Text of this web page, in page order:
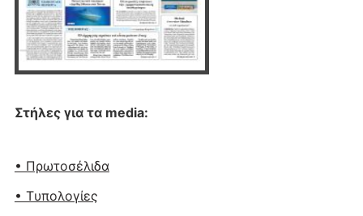
Στήλες για τα media:
• Πρωτοσέλιδα
• Tυπολογίες